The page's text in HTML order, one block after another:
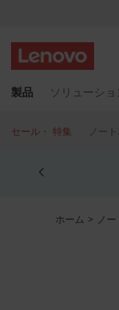
e
n
o
v
イ
ン
製品 ソリューショ
セール・ 特集 ノー
ホーム > ノ